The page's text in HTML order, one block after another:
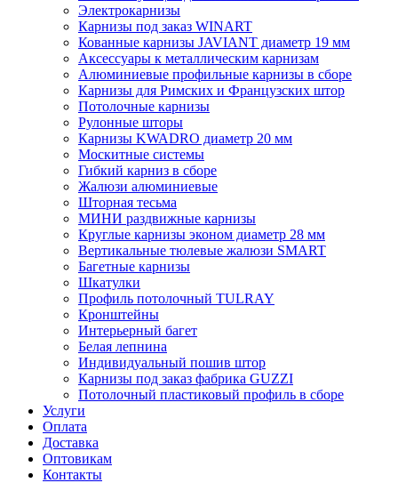
Электрокарнизы
Карнизы под заказ WINART
Кованные карнизы JAVIANT диаметр 19 мм
Аксессуары к металлическим карнизам
Алюминиевые профильные карнизы в сборе
Карнизы для Римских и Французских штор
Потолочные карнизы
Рулонные шторы
Карнизы KWADRO диаметр 20 мм
Москитные системы
Гибкий карниз в сборе
Жалюзи алюминиевые
Шторная тесьма
МИНИ раздвижные карнизы
Круглые карнизы эконом диаметр 28 мм
Вертикальные тюлевые жалюзи SMART
Багетные карнизы
Шкатулки
Профиль потолочный TULRAY
Кронштейны
Интерьерный багет
Белая лепнина
Индивидуальный пошив штор
Карнизы под заказ фабрика GUZZI
Потолочный пластиковый профиль в сборе
Услуги
Оплата
Доставка
Оптовикам
Контакты